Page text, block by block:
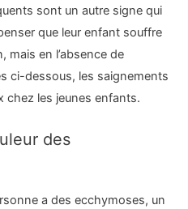
sont un autre signe qui
que leur enfant souffre
mais en l’absence de
ci-dessous, les saignements
chez les jeunes enfants.
des
a des ecchymoses, un